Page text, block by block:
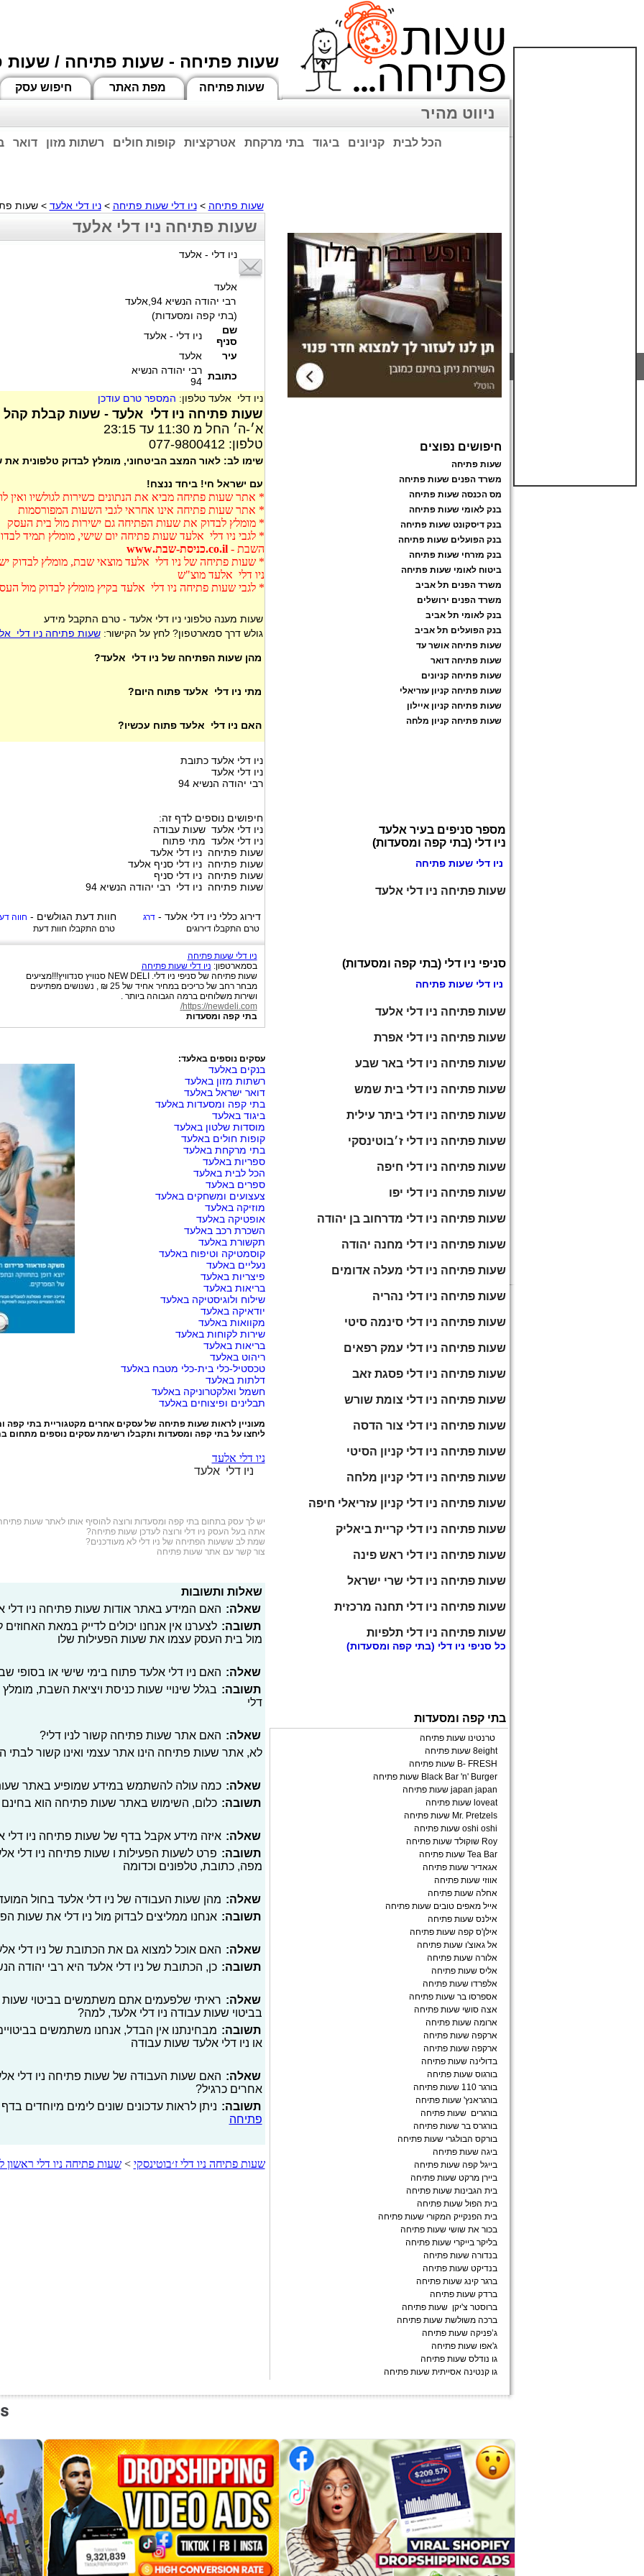
שעות פתיחה - שעות פתיחה / שעות
חיפוש עסק מפת האתר שעות פתיחה
ניווט מהיר
דואר רשתות מזון קופות חולים אטרקציות בתי מרקחת ביגוד קניונים הכל לבית
שעות פתיחה >ניו דלי שעות פתיחה >ניו דלי אלעד > שעות
שעות פתיחה ניו דלי אלעד
ניו דלי - אלעד
אלעד
רבי יהודה הנשיא 94,אלעד
(בתי קפה ומסעדות)
שם
סניף
ניו דלי - אלעד
עיר
אלעד
כתובת רבי יהודה הנשיא
94
ניו דלי אלעד טלפון: המספר טרם עודכן
שעות פתיחה ניו דלי אלעד - שעות קבלת קהל
א׳-ה׳ החל מ 11:30 עד 23:15
טלפון: 077-9800412
שימו לב: לאור המצב הביטחוני, מומלץ לבדוק טלפונית
עם ישראל חי! ביחד ננצח!
* אתר שעות פתיחה מביא את הנתונים כשירות לגולשיו
* אתר שעות פתיחה אינו אחראי לגבי השעות המפורסמות
* מומלץ לבדוק את שעות הפתיחה גם ישירות מול בית העסק
* לגבי ניו דלי אלעד שעות פתיחה יום שישי, מומלץ תמיד
השבת -co.il.כניסת-שבת.www
* שעות פתיחה של ניו דלי אלעד מוצאי שבת, מומלץ לבדוק
ניו דלי אלעד מוצ"ש
* לגבי שעות פתיחה ניו דלי אלעד בקיץ מומלץ לבדוק מול
שעות מענה טלפוני ניו דלי אלעד - טרם התקבל מידע
גולש דרך סמארטפון? לחץ על הקישור:שעות פתיחה ניו דלי
מהן שעות הפתיחה של ניו דלי אלעד?
מתי ניו דלי אלעד פתוח היום?
האם ניו דלי אלעד פתוח עכשיו?
ניו דלי אלעד כתובת
ניו דלי אלעד
רבי יהודה הנשיא 94
חיפושים נוספים לדף זה:
ניו דלי אלעד שעות עבודה
ניו דלי אלעד מתי פתוח
שעות פתיחה ניו דלי אלעד
שעות פתיחה ניו דלי סניף אלעד
שעות פתיחה ניו דלי סניף
שעות פתיחה ניו דלי רבי יהודה הנשיא 94
חוות דעת הגולשים - חווה
טרם התקבלו חוות דעת
דירוג כלליניו דלי אלעד -דרג
טרם התקבלו דירוגים
ניו דלי שעות פתיחה
בסמארטפון: ניו דלי שעות פתיחה
שעות פתיחה של סניפי ניו דלי. NEW DELI סנוויץ סנדוויץ!!!מציעים
מבחר רחב של כריכים במחיר אחיד של 25 ₪ , נשנושים מפתיעים
ושירות משלוחים ברמה הגבוהה ביותר .
https://newdeli.com/
בתי קפה ומסעדות
עסקים נוספים באלעד:
בנקים באלעד
רשתות מזון באלעד
דואר ישראל באלעד
בתי קפה ומסעדות באלעד
ביגוד באלעד
מוסדות שלטון באלעד
קופות חולים באלעד
בתי מרקחת באלעד
ספריות באלעד
הכל לבית באלעד
ספרים באלעד
צעצועים ומשחקים באלעד
מוזיקה באלעד
אופטיקה באלעד
השכרת רכב באלעד
תקשורת באלעד
קוסמטיקה וטיפוח באלעד
נעליים באלעד
פיצריות באלעד
בריאות באלעד
שילוח ולוגיסטיקה באלעד
יודאיקה באלעד
מקוואות באלעד
שירות לקוחות באלעד
בריאות באלעד
ריהוט באלעד
טכסטיל-כלי בית-כלי מטבח באלעד
דלתות באלעד
חשמל ואלקטרוניקה באלעד
תבלינים ופיצוחים באלעד
מעוניין לראות שעות פתיחה של עסקים אחרים מקטגורייתבתי קפה
ליחצו עלבתי קפה ומסעדות ותקבלו רשימת עסקים נוספים מתחום
ניו דלי אלעד
ניו דלי אלעד
יש לך עסק בתחוםבתי קפה ומסעדות ורוצה להוסיף אותו לאתר שעות
אתה בעל העסק ניו דלי ורוצה לעדכן שעות פתיחה?
שמת לב ששעות הפתיחה של ניו דלי לא מעודכנים?
צור קשר עם אתר שעות פתיחה
שאלות ותשובות
שאלה: האם המידע באתר אודות שעות פתיחה ניו דלי
תשובה: לצערנו אין אנחנו יכולים לדייק במאת
מול בית העסק עצמו את שעות הפעילות שלו
שאלה: האם ניו דלי אלעד פתוח בימי שישי או בסופי
תשובה: בגלל שינויי שעות כניסת ויציאת השבת,
דלי
שאלה: האם אתר שעות פתיחה קשור לניו דלי?
לא, אתר שעות פתיחה הינו אתר עצמי ואינו קשור
שאלה: כמה עולה להשתמש במידע שמופיע באתר
תשובה: כלום, השימוש באתר שעות פתיחה הוא בחינם
שאלה: איזה מידע אקבל בדף של שעות פתיחה ניו דלי
תשובה: פרט לשעות הפעילות ו שעות פתיחה ניו דלי
מפה, כתובת, טלפונים וכדומה
שאלה: מהן שעות העבודה של ניו דלי אלעד בחול
תשובה: אנחנו ממליצים לבדוק מול ניו דלי את שעות
שאלה: האם אוכל למצוא גם את הכתובת של ניו דלי
תשובה: כן, הכתובת של ניו דלי אלעד היא רבי יהודה
שאלה: ראיתי שלפעמים אתם משתמשים בביטוי שעות
בביטוי שעות עבודה ניו דלי אלעד, למה?
תשובה: מבחינתנו אין הבדל, אנחנו משתמשים
או ניו דלי אלעד שעות עבודה
שאלה: האם שעות העבודה של שעות פתיחה ניו דלי
אחרים כרגיל?
תשובה: ניתן לראות עדכונים שונים לימים מיוחדים
פתיחה
שעות פתיחה ניו דלי ז׳בוטינסקי >שעות פתיחה ניו דלי ראשון
חיפושים נפוצים
שעות פתיחה
משרד הפנים שעות פתיחה
מס הכנסה שעות פתיחה
בנק לאומי שעות פתיחה
בנק דיסקונט שעות פתיחה
בנק הפועלים שעות פתיחה
בנק מזרחי שעות פתיחה
ביטוח לאומי שעות פתיחה
משרד הפנים תל אביב
משרד הפנים ירושלים
בנק לאומי תל אביב
בנק הפועלים תל אביב
שעות פתיחה אושר עד
שעות פתיחה דואר
שעות פתיחה קניונים
שעות פתיחה קניון עזריאלי
שעות פתיחה קניון איילון
שעות פתיחה קניון מלחה
מספר סניפים בעיר אלעד
ניו דלי (בתי קפה ומסעדות)
ניו דלי שעות פתיחה
שעות פתיחה ניו דלי אלעד
סניפי ניו דלי (בתי קפה ומסעדות)
ניו דלי שעות פתיחה
שעות פתיחה ניו דלי אלעד
שעות פתיחה ניו דלי אפרת
שעות פתיחה ניו דלי באר שבע
שעות פתיחה ניו דלי בית שמש
שעות פתיחה ניו דלי ביתר עילית
שעות פתיחה ניו דלי ז׳בוטינסקי
שעות פתיחה ניו דלי חיפה
שעות פתיחה ניו דלי יפו
שעות פתיחה ניו דלי מדרחוב בן יהודה
שעות פתיחה ניו דלי מחנה יהודה
שעות פתיחה ניו דלי מעלה אדומים
שעות פתיחה ניו דלי נהריה
שעות פתיחה ניו דלי סינמה סיטי
שעות פתיחה ניו דלי עמק רפאים
שעות פתיחה ניו דלי פסגת זאב
שעות פתיחה ניו דלי צומת שורש
שעות פתיחה ניו דלי צור הדסה
שעות פתיחה ניו דלי קניון הסיטי
שעות פתיחה ניו דלי קניון מלחה
שעות פתיחה ניו דלי קניון עזריאלי חיפה
שעות פתיחה ניו דלי קריית ביאליק
שעות פתיחה ניו דלי ראש פינה
שעות פתיחה ניו דלי שרי ישראל
שעות פתיחה ניו דלי תחנה מרכזית
שעות פתיחה ניו דלי תלפיות
כל סניפי ניו דלי (בתי קפה ומסעדות)
בתי קפה ומסעדות
טרנטינו שעות פתיחה
8eight שעות פתיחה
B- FRESH שעות פתיחה
Black Bar 'n' Burger שעות פתיחה
japan japan שעות פתיחה
loveat שעות פתיחה
Mr. Pretzels שעות פתיחה
oshi oshi שעות פתיחה
Roy שוקולד שעות פתיחה
Tea Bar שעות פתיחה
אגאדיר שעות פתיחה
אווזי שעות פתיחה
אחלה שעות פתיחה
אייל מאפים טובים שעות פתיחה
אילנס שעות פתיחה
אילן'ס קפה שעות פתיחה
אל גאוצ'ו שעות פתיחה
אלורה שעות פתיחה
אליס שעות פתיחה
אלפרדו שעות פתיחה
אספרסו בר שעות פתיחה
אצה סושי שעות פתיחה
ארומה שעות פתיחה
ארקפה שעות פתיחה
ארקפה שעות פתיחה
בדולינה שעות פתיחה
בורגוס שעות פתיחה
בורגר 110 שעות פתיחה
בורגראנץ' שעות פתיחה
בורגרים שעות פתיחה
בורגרס בר שעות פתיחה
בורקס הבולגרי שעות פתיחה
ביגה שעות פתיחה
בייגל קפה שעות פתיחה
ביירן מרקט שעות פתיחה
בית הגבינות שעות פתיחה
בית הפול שעות פתיחה
בית הפנקייק המקורי שעות פתיחה
בכור את שושי שעות פתיחה
בליקר בייקרי שעות פתיחה
בנדורה שעות פתיחה
בנדיקט שעות פתיחה
ברגר קינג שעות פתיחה
ברדק שעות פתיחה
ברוסטר צ'יקן שעות פתיחה
ברכה משולשת שעות פתיחה
ג’פניקה שעות פתיחה
ג'אפו שעות פתיחה
גו נודלס שעות פתיחה
גו קנטינה אסייתית שעות פתיחה